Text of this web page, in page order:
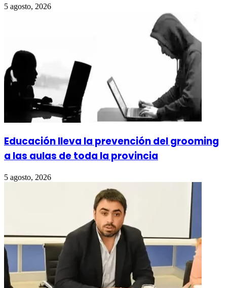
5 agosto, 2026
Educación lleva la prevención del grooming
a las aulas de toda la provincia
5 agosto, 2026